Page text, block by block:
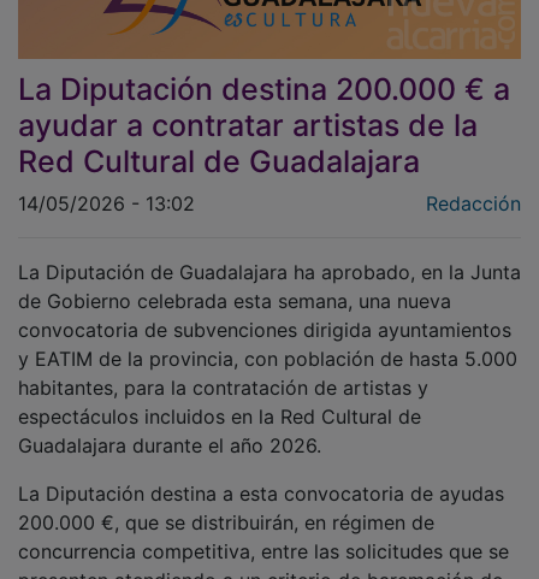
La Diputación destina 200.000 € a
ayudar a contratar artistas de la
Red Cultural de Guadalajara
de Gobierno celebrada esta semana, una nueva
convocatoria de subvenciones dirigida ayuntamientos
y EATIM de la provincia, con población de hasta 5.000
habitantes, para la contratación de artistas y
espectáculos incluidos en la Red Cultural de
Guadalajara durante el año 2026.
200.000 €, que se distribuirán, en régimen de
concurrencia competitiva, entre las solicitudes que se
presenten atendiendo a un criterio de baremación de